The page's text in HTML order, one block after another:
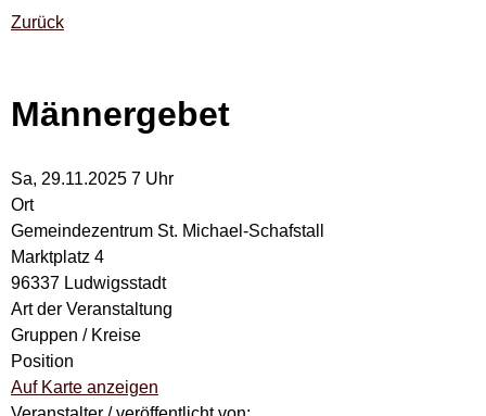
Zurück
Männergebet
Sa, 29.11.2025 7 Uhr
Ort
Gemeindezentrum St. Michael-Schafstall
Marktplatz 4
96337 Ludwigsstadt
Art der Veranstaltung
Gruppen / Kreise
Position
Auf Karte anzeigen